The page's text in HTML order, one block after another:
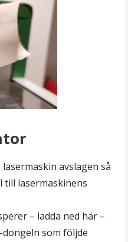
avslagen så
till lasermaskinens
– ladda ned här –
som följde